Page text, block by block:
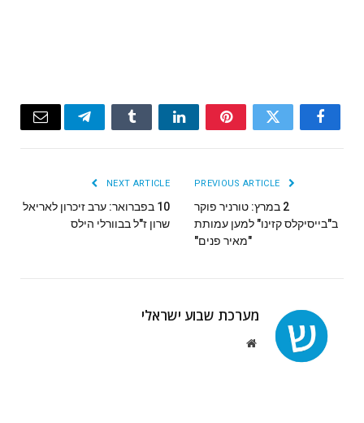
Facebook
Twitter
Pinterest
LinkedIn
Tumblr
Telegram
Email
2 במרץ: טורניר פוקר
ב"בייסיקלס קזינו" למען עמותת
"מאיר פנים"
NEXT ARTICLE
10 בפברואר: ערב זיכרון לאריאל
שרון ז"ל בבוורלי הילס
מערכת שבוע ישראלי
Website